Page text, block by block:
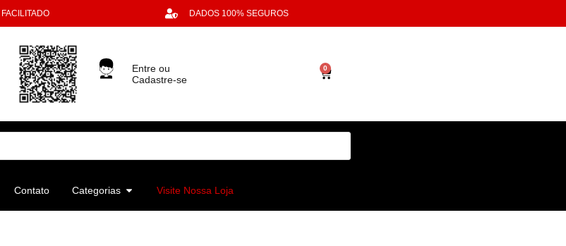
DADOS 100% SEGUROS
Entre ou
Cadastre-se
0
Contato Categorias Visite Nossa Loja